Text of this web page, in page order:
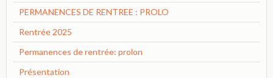
PERMANENCES DE RENTREE : PROLO
Rentrée 2025
Permanences de rentrée: prolon
Présentation